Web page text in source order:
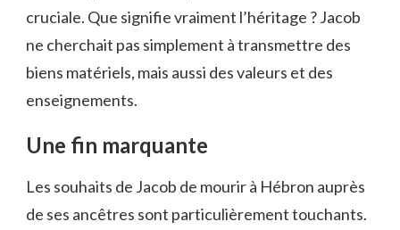
cruciale. Que signifie vraiment l’héritage ? Jacob
ne cherchait pas simplement à transmettre des
biens matériels, mais aussi des valeurs et des
enseignements.
Une fin marquante
Les souhaits de Jacob de mourir à Hébron auprès
de ses ancêtres sont particulièrement touchants.